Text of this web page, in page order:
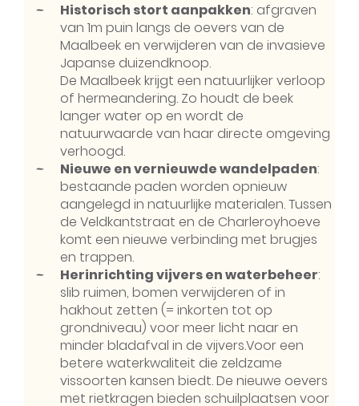
Historisch stort aanpakken: afgraven
van 1m puin langs de oevers van de
Maalbeek en verwijderen van de invasieve
Japanse duizendknoop.
De Maalbeek krijgt een natuurlijker verloop
of hermeandering. Zo houdt de beek
langer water op en wordt de
natuurwaarde van haar directe omgeving
verhoogd.
Nieuwe en vernieuwde wandelpaden:
bestaande paden worden opnieuw
aangelegd in natuurlijke materialen. Tussen
de Veldkantstraat en de Charleroyhoeve
komt een nieuwe verbinding met brugjes
en trappen.
Herinrichting vijvers en waterbeheer:
slib ruimen, bomen verwijderen of in
hakhout zetten (= inkorten tot op
grondniveau) voor meer licht naar en
minder bladafval in de vijvers.Voor een
betere waterkwaliteit die zeldzame
vissoorten kansen biedt. De nieuwe oevers
met rietkragen bieden schuilplaatsen voor